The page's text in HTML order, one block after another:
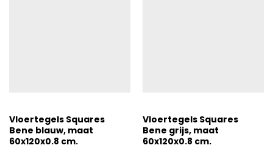
Vloertegels Squares
Bene blauw, maat
60x120x0.8 cm.
Vloertegels Squares
Bene grijs, maat
60x120x0.8 cm.